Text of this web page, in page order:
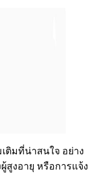
เติมที่น่าสนใจ อย่าง
ผู้สูงอายุ หรือการแจ้ง